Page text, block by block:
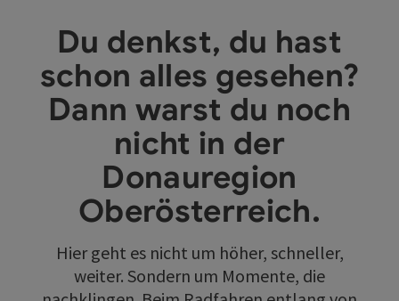
Du denkst, du hast
schon alles gesehen?
Dann warst du noch
nicht in der
Donauregion
Oberösterreich.
Hier geht es nicht um höher, schneller,
weiter. Sondern um Momente, die